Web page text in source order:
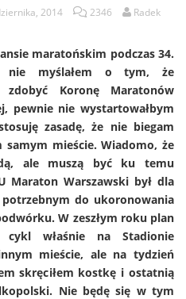
2014 2346 Radek
maratońskim podczas 34.
nie myślałem o tym, że
Koronę Maratonów
pewnie nie wystartowałbym
zasadę, że nie biegam
mieście. Wiadomo, że
ale muszą być ku temu
Maraton Warszawski był dla
do ukoronowania
W zeszłym roku plan
właśnie na Stadionie
mieście, ale na tydzień
skręciłem kostkę i ostatnią
Nie będę się w tym